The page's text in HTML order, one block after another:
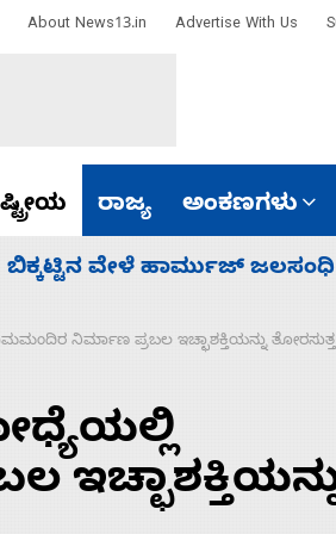
About News13.in Advertise With Us
ರಾಜ್ಯ ಅಂಕಣಗಳು
ನಾಗೇಂದ್ರ ರಾಜೀನಾಮೆ
ನಿರ್ಮಾಣ ಪ್ರಬಲ ಇಚ್ಛಾಶಕ್ತಿಯನ್ನು